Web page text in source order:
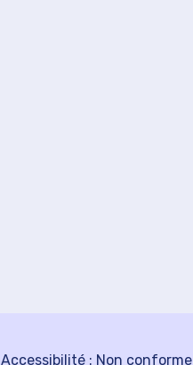
Accessibilité : Non conforme